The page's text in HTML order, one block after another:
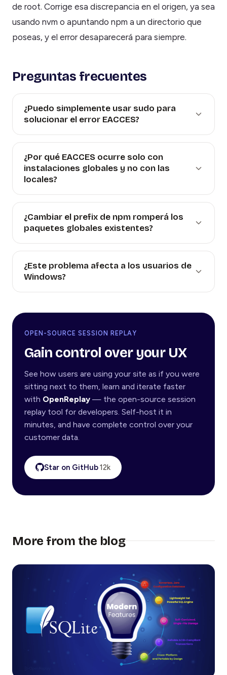
de root. Corrige esa discrepancia en el origen, ya sea
usando nvm o apuntando npm a un directorio que
poseas, y el error desaparecerá para siempre.
Preguntas frecuentes
¿Puedo simplemente usar sudo para
solucionar el error EACCES?
¿Por qué EACCES ocurre solo con
instalaciones globales y no con las
locales?
¿Cambiar el prefix de npm romperá los
paquetes globales existentes?
¿Este problema afecta a los usuarios de
Windows?
OPEN-SOURCE SESSION REPLAY
Gain control over your UX
See how users are using your site as if you were
sitting next to them, learn and iterate faster
with OpenReplay — the open-source session
replay tool for developers. Self-host it in
minutes, and have complete control over your
customer data.
Star on GitHub12k
More from the blog